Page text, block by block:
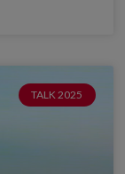
TALK 2025